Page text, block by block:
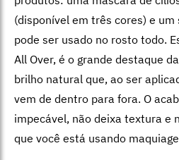
(disponível em três cores) e
pode ser usado no rosto todo.
All Over, é o grande destaque
brilho natural que, ao ser
vem de dentro para fora. O
impecável, não deixa textura e
que você está usando